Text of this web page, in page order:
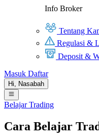
Info Broker
Tentang
Regulasi &
Deposit &
Masuk Daftar
Hi, Nasabah
Belajar Trading
Cara Belajar